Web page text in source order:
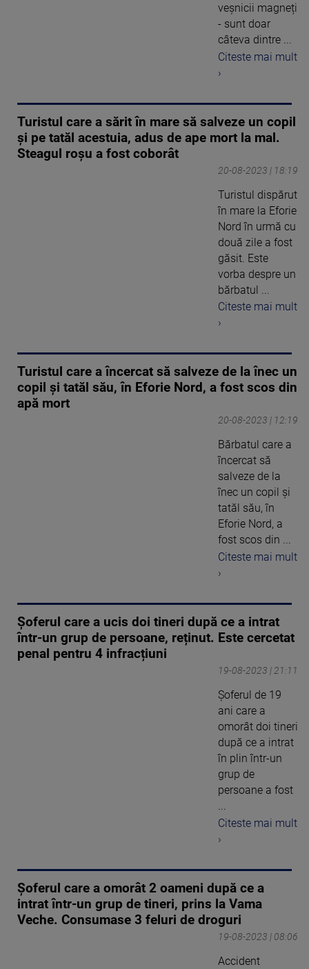
veșnicii magneți
- sunt doar
câteva dintre ...
Citeste mai mult
›
Turistul care a sărit în mare să salveze un copil
și pe tatăl acestuia, adus de ape mort la mal.
Steagul roșu a fost coborât
20-08-2023 | 18:19
Turistul dispărut
în mare la Eforie
Nord în urmă cu
două zile a fost
găsit. Este
vorba despre un
bărbatul ...
Citeste mai mult
›
Turistul care a încercat să salveze de la înec un
copil și tatăl său, în Eforie Nord, a fost scos din
apă mort
20-08-2023 | 12:19
Bărbatul care a
încercat să
salveze de la
înec un copil și
tatăl său, în
Eforie Nord, a
fost scos din ...
Citeste mai mult
›
Șoferul care a ucis doi tineri după ce a intrat
într-un grup de persoane, reținut. Este cercetat
penal pentru 4 infracțiuni
19-08-2023 | 21:11
Șoferul de 19
ani care a
omorât doi tineri
după ce a intrat
în plin într-un
grup de
persoane a fost
...
Citeste mai mult
›
Șoferul care a omorât 2 oameni după ce a
intrat într-un grup de tineri, prins la Vama
Veche. Consumase 3 feluri de droguri
19-08-2023 | 08:06
Accident